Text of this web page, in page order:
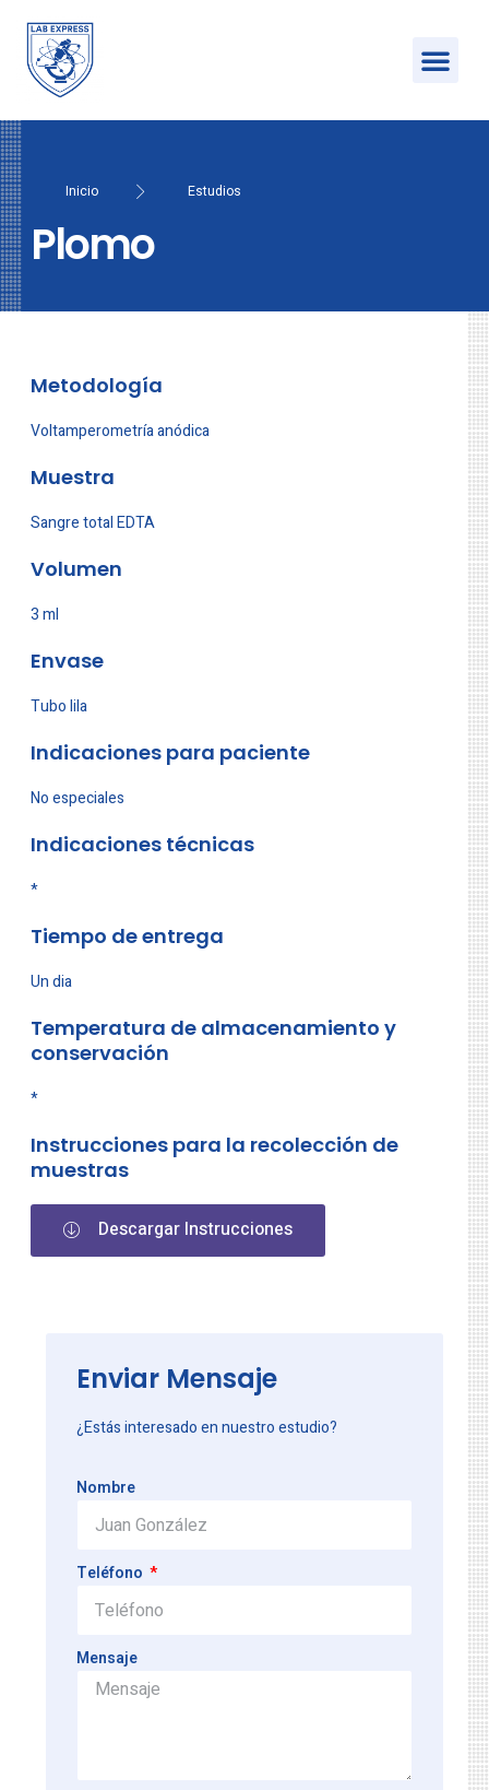
Inicio Estudios
Plomo
Metodología
Voltamperometría anódica
Muestra
Sangre total EDTA
Volumen
3 ml
Envase
Tubo lila
Indicaciones para paciente
No especiales
Indicaciones técnicas
*
Tiempo de entrega
Un dia
Temperatura de almacenamiento y
conservación
*
Instrucciones para la recolección de
muestras
Descargar Instrucciones
Enviar Mensaje
¿Estás interesado en nuestro estudio?
Nombre
Teléfono
Mensaje